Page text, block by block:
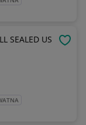
SEALED US